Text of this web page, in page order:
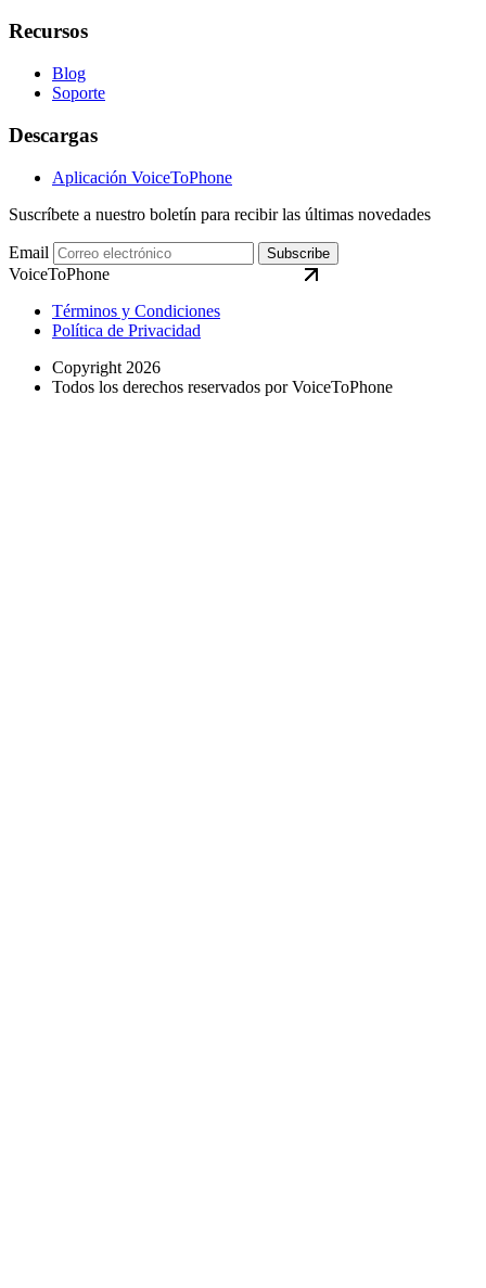
Recursos
Blog
Soporte
Descargas
Aplicación VoiceToPhone
Suscríbete a nuestro boletín para recibir las últimas novedades
Email Subscribe
VoiceToPhone
Términos y Condiciones
Política de Privacidad
Copyright 2026
Todos los derechos reservados por VoiceToPhone